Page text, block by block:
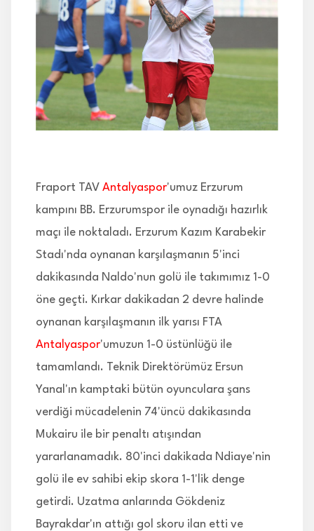
İLETİŞİM
Fraport TAV Antalyaspor'umuz Erzurum
kampını BB. Erzurumspor ile oynadığı hazırlık
maçı ile noktaladı. Erzurum Kazım Karabekir
Stadı'nda oynanan karşılaşmanın 5'inci
dakikasında Naldo'nun golü ile takımımız 1-0
öne geçti. Kırkar dakikadan 2 devre halinde
oynanan karşılaşmanın ilk yarısı FTA
Antalyaspor'umuzun 1-0 üstünlüğü ile
tamamlandı. Teknik Direktörümüz Ersun
Yanal'ın kamptaki bütün oyunculara şans
verdiği mücadelenin 74'üncü dakikasında
Mukairu ile bir penaltı atışından
yararlanamadık. 80'inci dakikada Ndiaye'nin
golü ile ev sahibi ekip skora 1-1'lik denge
getirdi. Uzatma anlarında Gökdeniz
Bayrakdar'ın attığı gol skoru ilan etti ve